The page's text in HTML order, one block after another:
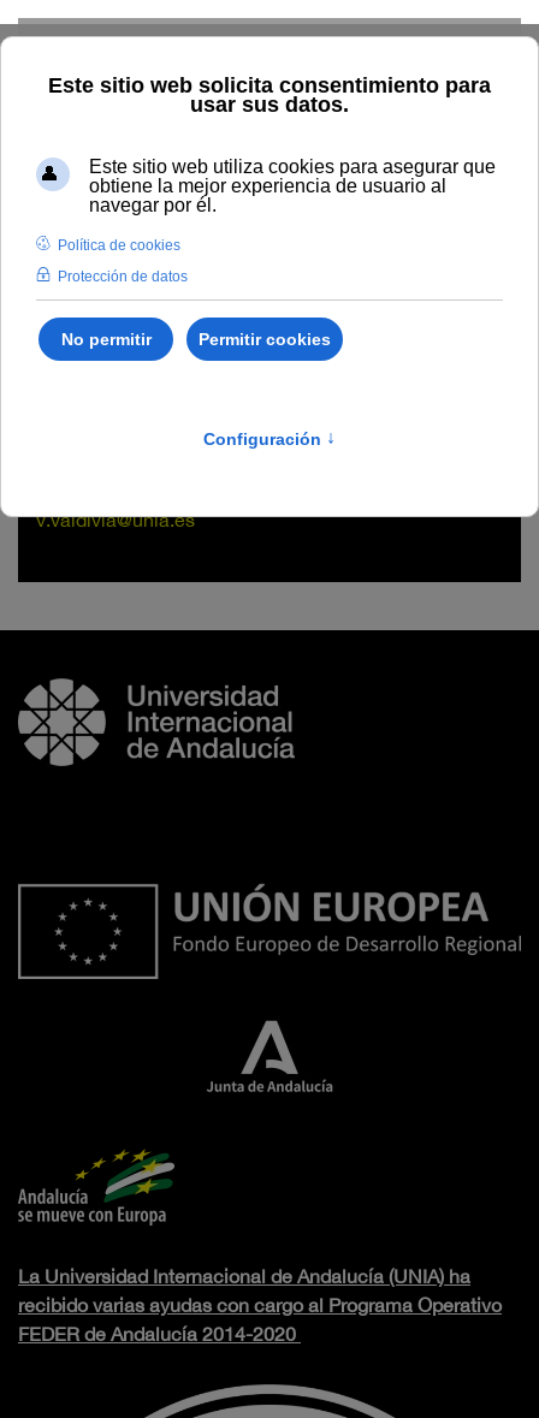
Home La UNIA Directorio
Personal administración y
Vanesa Valdivia Vasco
Vanesa Valdivia Vasco
v.valdivia@unia.es
La Universidad Internacional de Andalucía (UNIA) ha
recibido varias ayudas con cargo al Programa Operativo
FEDER de Andalucía 2014-2020